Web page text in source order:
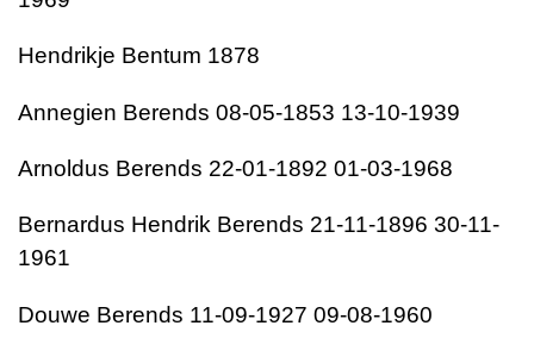
Hendrikje Bentum 1878
Annegien Berends 08-05-1853 13-10-1939
Arnoldus Berends 22-01-1892 01-03-1968
Bernardus Hendrik Berends 21-11-1896 30-11-
1961
Douwe Berends 11-09-1927 09-08-1960